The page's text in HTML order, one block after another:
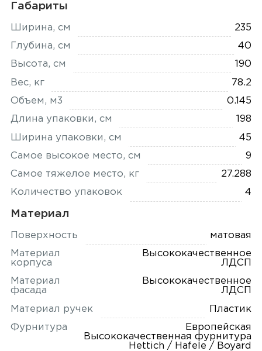
Габариты
Ширина, см 235
Глубина, см 40
Высота, см 190
Вес, кг 78.2
Объем, м3 0.145
Длина упаковки, см 198
Ширина упаковки, см 45
Самое высокое место, см 9
Самое тяжелое место, кг 27.288
Количество упаковок 4
Материал
Поверхность матовая
Материал
корпуса
Высококачественное
ЛДСП
Материал
фасада
Высококачественное
ЛДСП
Материал ручек Пластик
Фурнитура
Европейская
Высококачественная фурнитура
Hettich / Hafele / Boyard